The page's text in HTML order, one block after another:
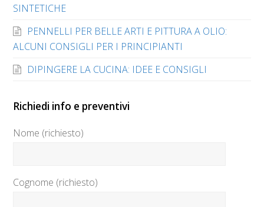
SINTETICHE
PENNELLI PER BELLE ARTI E PITTURA A OLIO:
ALCUNI CONSIGLI PER I PRINCIPIANTI
DIPINGERE LA CUCINA: IDEE E CONSIGLI
Richiedi info e preventivi
Nome (richiesto)
Cognome (richiesto)